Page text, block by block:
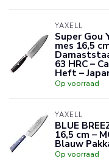
YAXELL
Super Gou
mes 16,5
63 HRC –
Heft –
Op voorraad
YAXELL
BLUE
16,5 cm –
Blauw
Op voorraad